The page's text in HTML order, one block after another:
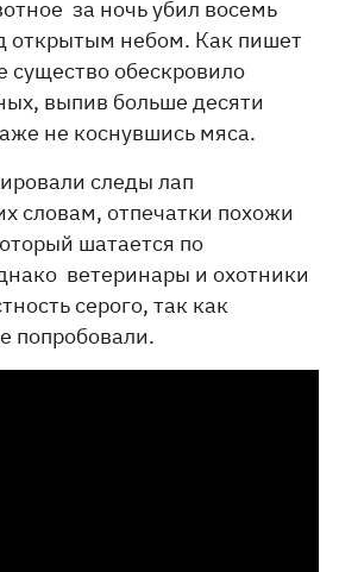
за ночь убил восемь
открытым небом. Как пишет
существо обескровило
выпив больше десяти
не коснувшись мяса.
следы лап
словам, отпечатки похожи
шатается по
ветеринары и охотники
серого, так как
попробовали.